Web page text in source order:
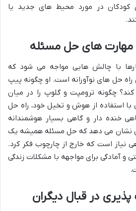
کودکان در مورد محیط های جدید یا
های حل مسئله
با چالش هایی مواجه می شود که
راه حل های نوآورانه است. او چگونه پیپ
کند؟ چگونه ترومپت و گلوپ را در میان
با استفاده از هوش و تخیل خود، راه حل
خنده دار و گاهی بسیار هوشمندانه
نشان می دهد که حل مسئله همیشه یک
نیاز است که خارج از چارچوب فکر کرد.
و آمادگی برای مواجهه با مشکلات زندگی
در قبال دیگران